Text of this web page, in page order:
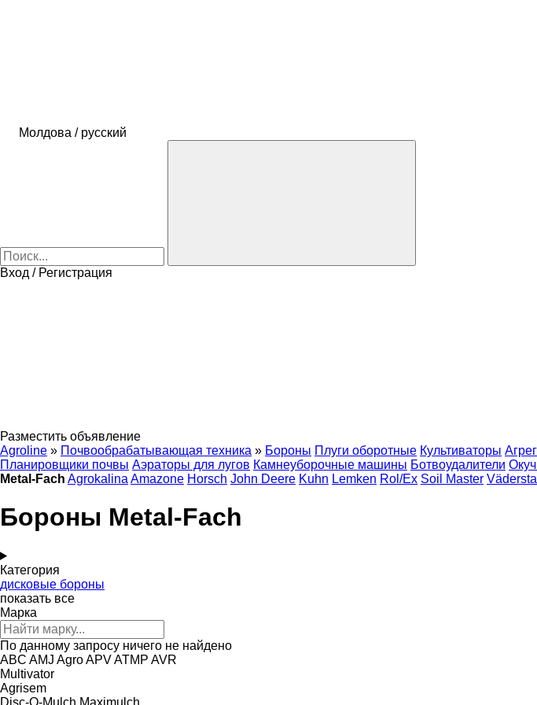
Молдова / русский
Вход / Регистрация
Разместить объявление
Agroline » Почвообрабатывающая техника » Бороны Плуги оборотные Культиваторы
Планировщики почвы Аэраторы для лугов Камнеуборочные машины Ботвоудалители
Metal-Fach Agrokalina Amazone Horsch John Deere Kuhn Lemken Rol/Ex Soil Master
Бороны Metal-Fach
Категория
дисковые бороны
показать все
Марка
По данному запросу ничего не найдено
ABC AMJ AgroAPVATMP AVR
Multivator
Agrisem
Disc-O-Mulch Maximulch